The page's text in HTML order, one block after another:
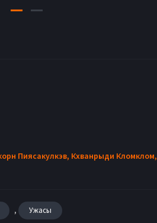
Пиясакулкэв, Кхванрыди Кломклом,
, Ужасы